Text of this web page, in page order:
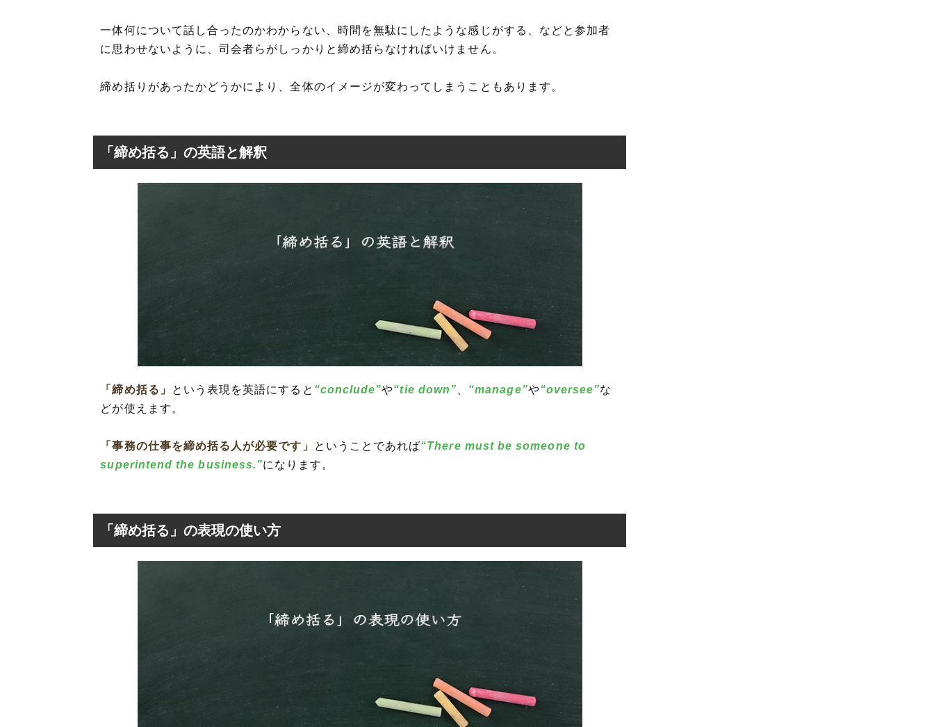
一体何について話し合ったのかわからない、時間を無駄にしたような感じがする、などと参加者
に思わせないように、司会者らがしっかりと締め括らなければいけません。
締め括りがあったかどうかにより、全体のイメージが変わってしまうこともあります。
「締め括る」の英語と解釈
「締め括る」 という表現を英語にすると “conclude”や“tie down” “manage”や“oversee”な
どが使えます。
「事務の仕事を締め括る人が必要です」 ということであれば“There must be someone to
superintend the business.”になります。
「締め括る」の表現の使い方